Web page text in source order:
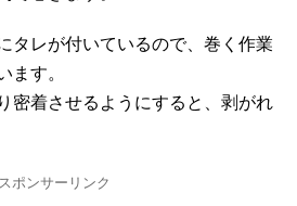
タレが付いているので、巻く作業
ます。
密着させるようにすると、剥がれ
スポンサーリンク